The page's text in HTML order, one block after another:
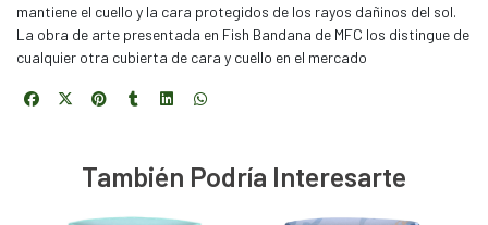
mantiene el cuello y la cara protegidos de los rayos dañinos del sol.
La obra de arte presentada en Fish Bandana de MFC los distingue de
cualquier otra cubierta de cara y cuello en el mercado
También Podría Interesarte